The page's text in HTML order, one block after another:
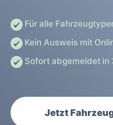
Für alle
Kein Ausweis mit
Sofort abgemeldet in
Jetzt